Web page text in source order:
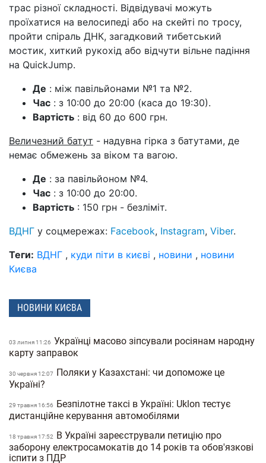
трас різної складності. Відвідувачі можуть
проїхатися на велосипеді або на скейті по тросу,
пройти спіраль ДНК, загадковий тибетський
мостик, хиткий рукохід або відчути вільне падіння
на QuickJump.
Де : між павільйонами №1 та №2.
Час : з 10:00 до 20:00 (каса до 19:30).
Вартість : від 60 до 600 грн.
Величезний батут - надувна гірка з батутами, де
немає обмежень за віком та вагою.
Де : за павільйоном №4.
Час : з 10:00 до 20:00.
Вартість : 150 грн - безліміт.
ВДНГ у соцмережах: Facebook, Instagram, Viber.
Теги: ВДНГ , куди піти в києві , новини , новини
Києва
НОВИНИ КИЄВА
03 липня 11:26 Українці масово зіпсували росіянам народну
карту заправок
30 червня 12:07
Поляки у Казахстані: чи допоможе це
Україні?
29 травня 16:56
Безпілотне таксі в Україні: Uklon тестує
дистанційне керування автомобілями
18 травня 17:52
В Україні зареєстрували петицію про
заборону електросамокатів до 14 років та обов'язкові
іспити з ПДР